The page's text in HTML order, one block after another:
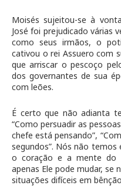
Moisés sujeitou-se à
José foi prejudicado várias
como seus irmãos, o
cativou o rei Assuero com
que arriscar o pescoço
dos governantes de sua
com leões.
É certo que não adianta
“Como persuadir as
chefe está pensando”,
segundos”. Nós não
o coração e a mente do
apenas Ele pode mudar,
situações difíceis em